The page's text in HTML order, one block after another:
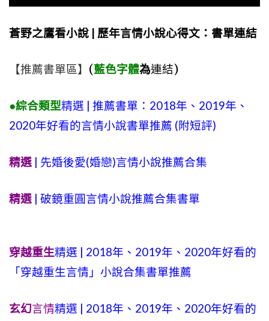
蒼野之鷹看小說 | 歷年言情小說心得文：書單連結
【推薦書單區】 (藍色字體為連結)
●綜合類型精選 | 推薦書單：2018年、2019年、
2020年好看的言情小說書單推薦 (附短評)
精選 | 先婚後愛(婚戀)言情小說推薦合集
精選 | 破鏡重圓言情小說推薦合集書單
穿越重生精選 | 2018年、2019年、2020年好看的
「穿越重生言情」小說合集書單推薦
玄幻言情精選 | 2018年、2019年、2020年好看的